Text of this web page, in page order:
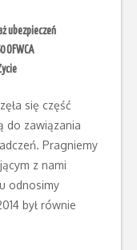
ubezpieczeń
się część
do zawiązania
Pragniemy
z nami
odnosimy
był równie